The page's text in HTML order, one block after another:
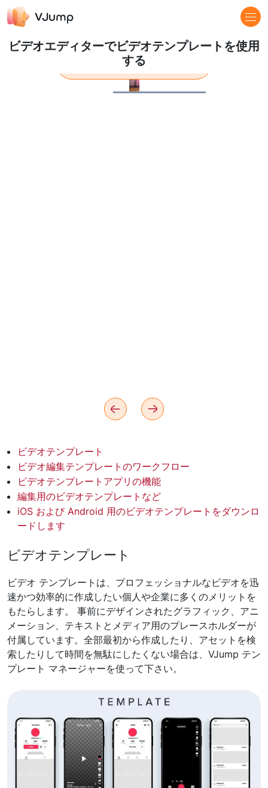
ビデオエディターでビデオテンプレートを使用
する
Pause
Loaded:
詳しくはこちら
ビデオテンプレート
ビデオ編集テンプレートのワークフロー
ビデオテンプレートアプリの機能
編集用のビデオテンプレートなど
iOS および Android 用のビデオテンプレートをダウンロ
ードします
ビデオテンプレート
ビデオ テンプレートは、プロフェッショナルなビデオを迅
速かつ効率的に作成したい個人や企業に多くのメリットを
もたらします。 事前にデザインされたグラフィック、アニ
メーション、テキストとメディア用のプレースホルダーが
付属しています。全部最初から作成したり、アセットを検
索したりして時間を無駄にしたくない場合は、VJump テン
プレート マネージャーを使って下さい。